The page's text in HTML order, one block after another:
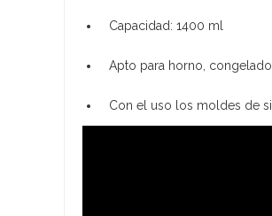
Capacidad: 1400 ml
Apto para horno,
Con el uso los moldes de